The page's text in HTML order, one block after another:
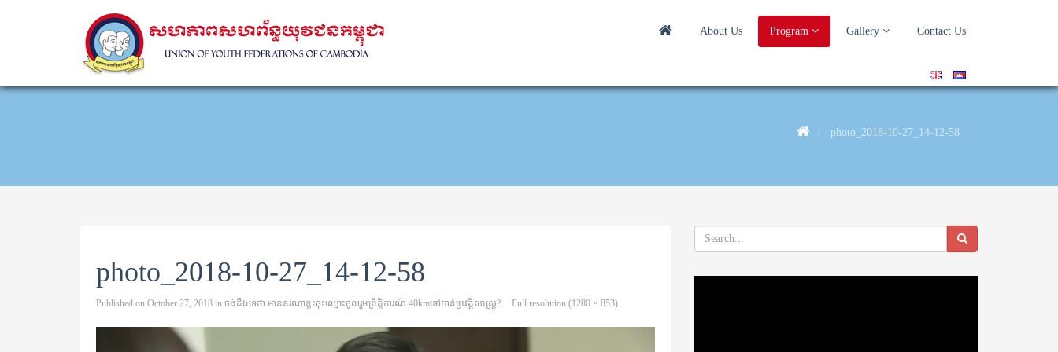
About Us Program Gallery Contact Us
photo_2018-10-27_14-12-58
photo_2018-10-27_14-12-58
Published on October 27, 2018 in ចង់ដឹងទេ​ថា មាន​នរណា​ខ្លះ​ចុះ​ឈ្មោះ​ចូលរួម​ព្រឹត្ដិការណ៍ 40kmទៅកាន់ប្រវត្ដិសាស្រ្ដ?​ Full resolution (1280 × 853)